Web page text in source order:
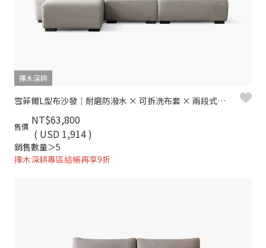
擇木深耕
雪菲爾L型布沙發｜耐磨防潑水 × 可拆洗布套 × 兩段式背靠 – 擇木深耕
售價 NT$63,800
( USD 1,914 )
銷售數量＞5
擇木深耕專區結帳再享9折